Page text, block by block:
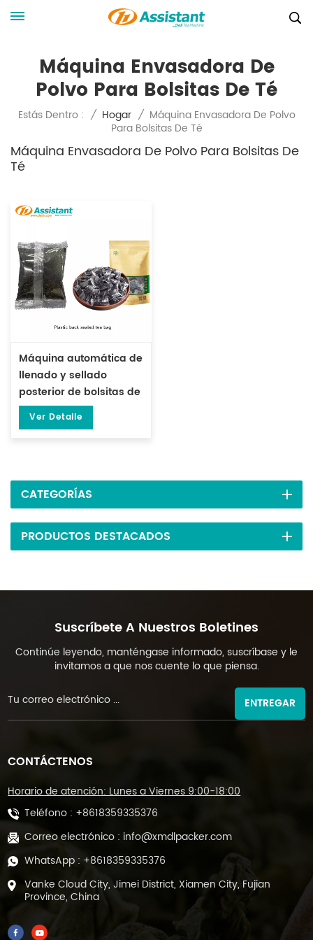
Máquina Envasadora De
Polvo Para Bolsitas De Té
Estás Dentro : / Hogar / Máquina Envasadora De Polvo
Para Bolsitas De Té
Máquina Envasadora De Polvo Para Bolsitas De
Té
Máquina automática de
llenado y sellado
posterior de bolsitas de
té cuadradas DL-ZBF-D
Ver Detalle
CATEGORÍAS
PRODUCTOS DESTACADOS
Suscríbete A Nuestros Boletines
Continúe leyendo, manténgase informado, suscríbase y le
invitamos a que nos cuente lo que piensa.
ENTREGAR
CONTÁCTENOS
Horario de atención: Lunes a Viernes 9:00-18:00
Teléfono : +8618359335376
Correo electrónico : info@xmdlpacker.com
WhatsApp : +8618359335376
Vanke Cloud City, Jimei District, Xiamen City, Fujian
Province, China